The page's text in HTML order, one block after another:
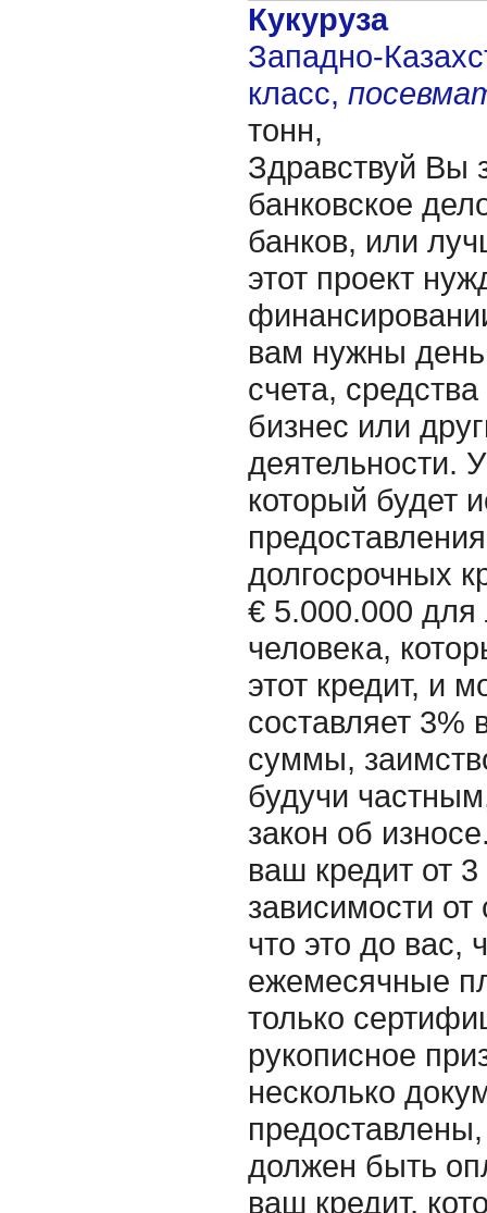
Кукуруза
Западно-
класс,
тонн,
Здравствуй Вы
банковское
банков, или
этот проект
вам нужны
счета,
бизнес или
деятельности.
который будет
долгосрочных
€ 5.000.000 для
человека,
этот кредит, и
составляет 3%
суммы,
будучи
закон об
ваш кредит от
зависимости
что это до вас,
ежемесячные
только
рукописное
несколько
должен быть
ваш кредит,